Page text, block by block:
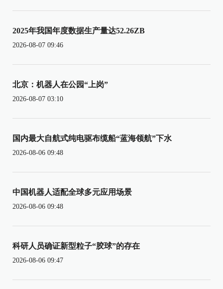
2025年我国年度数据生产量达52.26ZB
2026-08-07 09:46
北京：机器人在公园“上岗”
2026-08-07 03:10
国内最大自航式纯电驱布缆船“蓝海领航”下水
2026-08-06 09:48
中国机器人适配全球多元应用场景
2026-08-06 09:48
科研人员确证新型粒子“胶球”的存在
2026-08-06 09:47